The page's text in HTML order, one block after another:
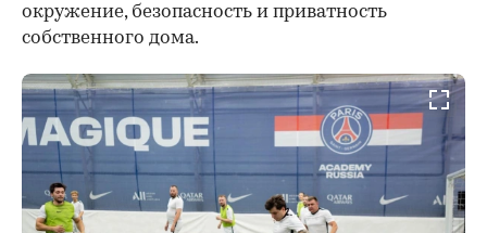
окружение, безопасность и приватность
собственного дома.